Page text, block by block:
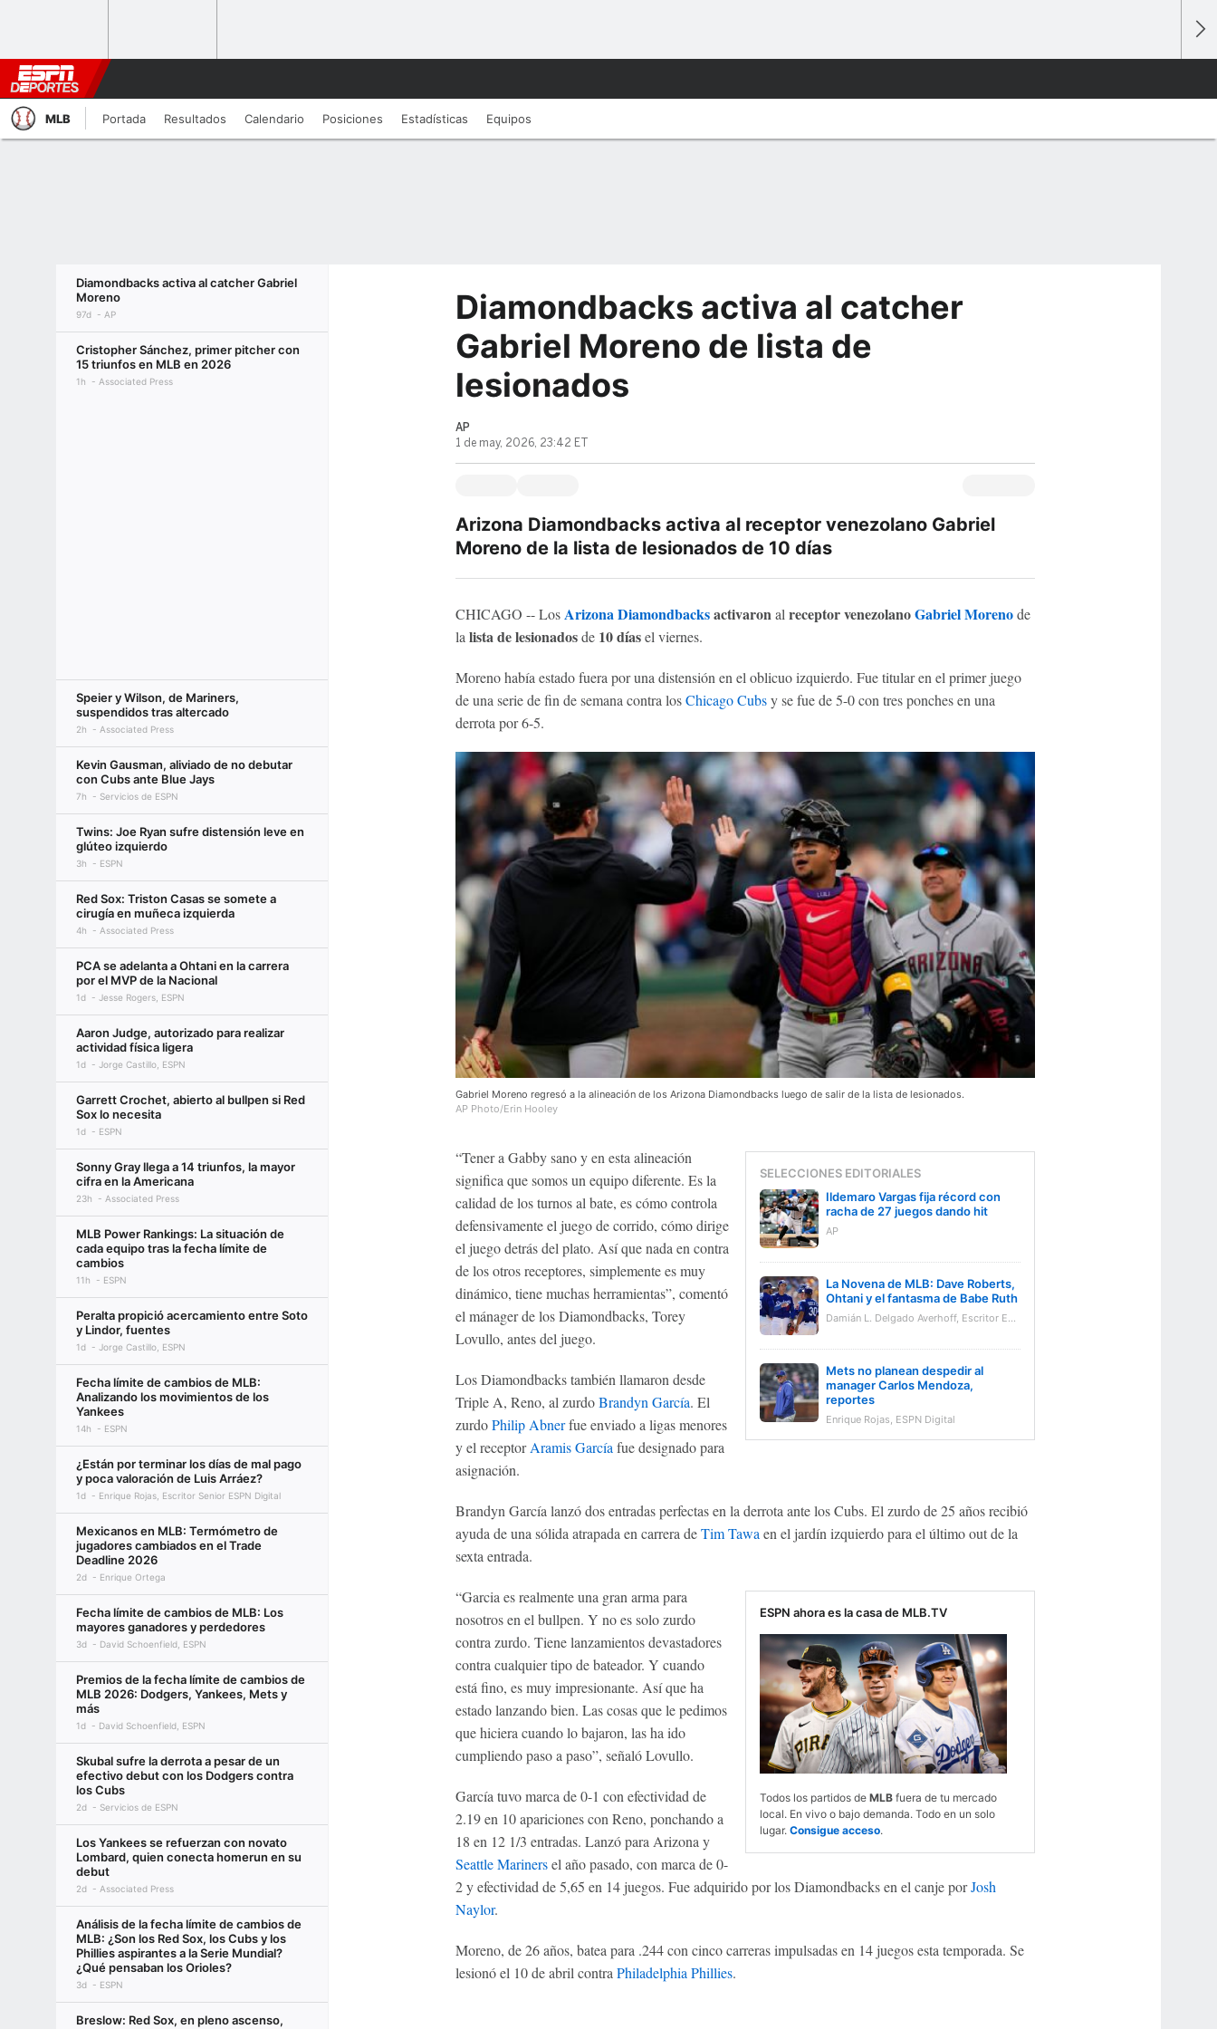
MLB Portada Resultados Calendario Posiciones Estadísticas Equipos
Diamondbacks activa al catcher Gabriel
Moreno
97d AP
Cristopher Sánchez, primer pitcher con
15 triunfos en MLB en 2026
1h Associated Press
Speier y Wilson, de Mariners,
suspendidos tras altercado
2h Associated Press
Kevin Gausman, aliviado de no debutar
con Cubs ante Blue Jays
7h Servicios de ESPN
Twins: Joe Ryan sufre distensión leve en
glúteo izquierdo
3h ESPN
Red Sox: Triston Casas se somete a
cirugía en muñeca izquierda
4h Associated Press
PCA se adelanta a Ohtani en la carrera
por el MVP de la Nacional
1d Jesse Rogers, ESPN
Aaron Judge, autorizado para realizar
actividad física ligera
1d Jorge Castillo, ESPN
Garrett Crochet, abierto al bullpen si Red
Sox lo necesita
1d ESPN
Sonny Gray llega a 14 triunfos, la mayor
cifra en la Americana
23h Associated Press
MLB Power Rankings: La situación de
cada equipo tras la fecha límite de
cambios
11h ESPN
Peralta propició acercamiento entre Soto
y Lindor, fuentes
1d Jorge Castillo, ESPN
Fecha límite de cambios de MLB:
Analizando los movimientos de los
Yankees
14h ESPN
¿Están por terminar los días de mal pago
y poca valoración de Luis Arráez?
1d Enrique Rojas, Escritor Senior ESPN Digital
Mexicanos en MLB: Termómetro de
jugadores cambiados en el Trade
Deadline 2026
2d Enrique Ortega
Fecha límite de cambios de MLB: Los
mayores ganadores y perdedores
3d David Schoenfield, ESPN
Premios de la fecha límite de cambios de
MLB 2026: Dodgers, Yankees, Mets y
más
1d David Schoenfield, ESPN
Skubal sufre la derrota a pesar de un
efectivo debut con los Dodgers contra
los Cubs
2d Servicios de ESPN
Los Yankees se refuerzan con novato
Lombard, quien conecta homerun en su
debut
2d Associated Press
Análisis de la fecha límite de cambios de
MLB: ¿Son los Red Sox, los Cubs y los
Phillies aspirantes a la Serie Mundial?
¿Qué pensaban los Orioles?
3d ESPN
Breslow: Red Sox, en pleno ascenso,
Diamondbacks activa al catcher
Gabriel Moreno de lista de
lesionados
AP
1 de may, 2026, 23:42 ET
Arizona Diamondbacks activa al receptor venezolano Gabriel
Moreno de la lista de lesionados de 10 días
CHICAGO -- LosArizona Diamondbacksactivaron al receptorvenezolanoGabriel Morenode
la lista de lesionadosde 10 díasel viernes.
Moreno había estado fuera por una distensión en el oblicuo izquierdo. Fue titular en el primer juego
de una serie de fin de semana contra losChicago Cubsy se fue de 5-0 con tres ponches en una
derrota por 6-5.
Gabriel Moreno regresó a la alineación de los Arizona Diamondbacks luego de salir de la lista de lesionados.
AP Photo/Erin Hooley
SELECCIONES EDITORIALES
Ildemaro Vargas fija récord con
racha de 27 juegos dando hit
AP
La Novena de MLB: Dave Roberts,
Ohtani y el fantasma de Babe Ruth
Damián L. Delgado Averhoff, Escritor ESPN Digital
Mets no planean despedir al
manager Carlos Mendoza,
reportes
Enrique Rojas, ESPN Digital
“Tener a Gabby sano y en esta alineación
significa que somos un equipo diferente. Es la
calidad de los turnos al bate, es cómo controla
defensivamente el juego de corrido, cómo dirige
el juego detrás del plato. Así que nada en contra
de los otros receptores, simplemente es muy
dinámico, tiene muchas herramientas”, comentó
el mánager de los Diamondbacks, Torey
Lovullo, antes del juego.
Los Diamondbacks también llamaron desde
Triple A, Reno, al zurdoBrandyn García. El
zurdoPhilip Abnerfue enviado a ligas menores
y el receptorAramis Garcíafue designado para
asignación.
Brandyn García lanzó dos entradas perfectas en la derrota ante los Cubs. El zurdo de 25 años recibió
ayuda de una sólida atrapada en carrera deTim Tawaen el jardín izquierdo para el último out de la
sexta entrada.
ESPN ahora es la casa de MLB.TV
Todos los partidos de MLBfuera de tu mercado
local. En vivo o bajo demanda. Todo en un solo
lugar. Consigue acceso.
“Garcia es realmente una gran arma para
nosotros en el bullpen. Y no es solo zurdo
contra zurdo. Tiene lanzamientos devastadores
contra cualquier tipo de bateador. Y cuando
está fino, es muy impresionante. Así que ha
estado lanzando bien. Las cosas que le pedimos
que hiciera cuando lo bajaron, las ha ido
cumpliendo paso a paso”, señaló Lovullo.
García tuvo marca de 0-1 con efectividad de
2.19 en 10 apariciones con Reno, ponchando a
18 en 12 1/3 entradas. Lanzó para Arizona y
Seattle Marinersel año pasado, con marca de 0-
2 y efectividad de 5,65 en 14 juegos. Fue adquirido por los Diamondbacks en el canje porJosh
Naylor.
Moreno, de 26 años, batea para .244 con cinco carreras impulsadas en 14 juegos esta temporada. Se
lesionó el 10 de abril contraPhiladelphia Phillies.